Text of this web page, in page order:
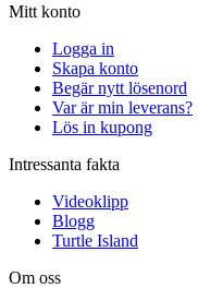
Mitt konto
Logga in
Skapa konto
Begär nytt lösenord
Var är min leverans?
Lös in kupong
Intressanta fakta
Videoklipp
Blogg
Turtle Island
Om oss